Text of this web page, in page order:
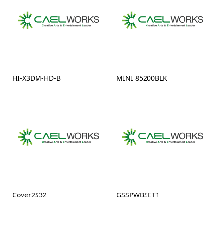
HI-X3DM-HD-B MINI 85200BLK
Cover2S32 GSSPWBSET1